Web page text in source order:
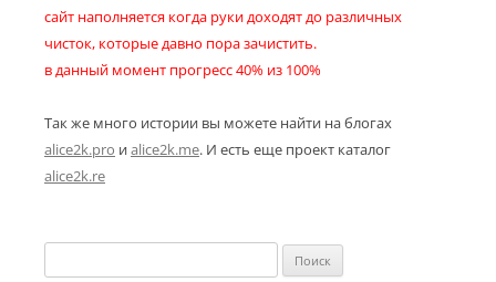
сайт наполняется когда руки доходят до различных
чисток, которые давно пора зачистить.
в данный момент прогресс 40% из 100%
Так же много истории вы можете найти на блогах
alice2k.pro иalice2k.me. И есть еще проект каталог
alice2k.re